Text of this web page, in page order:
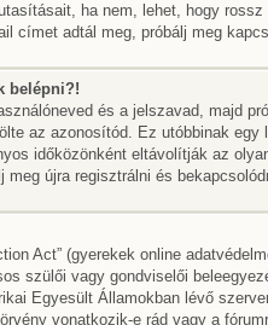
ha nem, lehet, hogy
címet adtál meg, próbálj meg
belépni?!
és a jelszavad, majd
az azonosítód. Ez utóbbinak egy
időközönként eltávolítják az
újra regisztrálni és
Act” (gyerekek online
szülői vagy gondviselői
Egyesült Államokban lévő
vonatkozik-e rád vagy a